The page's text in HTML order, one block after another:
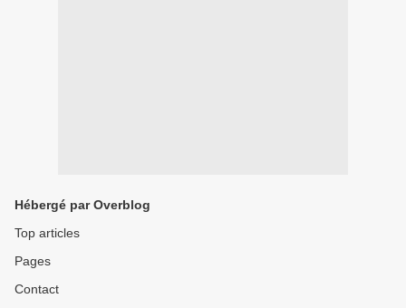
Hébergé par Overblog
Top articles
Pages
Contact